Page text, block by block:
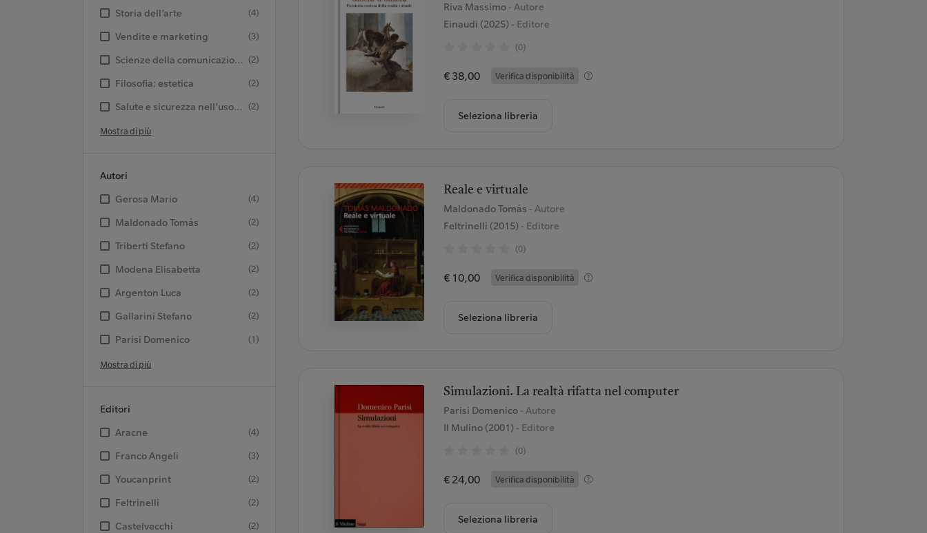
Storia dell’arte (4)
Vendite e marketing (3)
Scienze della comunicazione (2)
Filosofia: estetica (2)
Salute e sicurezza nell'uso delle tecnologie informatiche (2)
Mostra di più
Autori
Gerosa Mario
(4)
Maldonado Tomás (2)
Triberti Stefano (2)
Modena Elisabetta (2)
Argenton Luca (2)
Gallarini Stefano (2)
Parisi Domenico (1)
Mostra di più
Editori
Aracne
(4)
Franco Angeli (3)
Youcanprint (2)
Feltrinelli (2)
Castelvecchi (2)
Riva Massimo - Autore
Einaudi (2025)- Editore
(0)
€ 38,00 Verifica disponibilità
Seleziona libreria
Reale e virtuale
Maldonado Tomás - Autore
Feltrinelli (2015)- Editore
(0)
€ 10,00 Verifica disponibilità
Seleziona libreria
Simulazioni. La realtà rifatta nel computer
Parisi Domenico - Autore
Il Mulino (2001)- Editore
(0)
€ 24,00 Verifica disponibilità
Seleziona libreria